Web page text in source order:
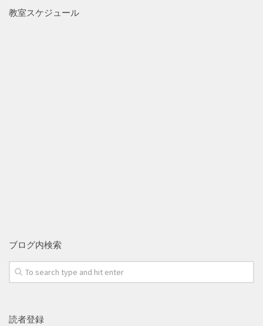
教室スケジュール
ブログ内検索
読者登録